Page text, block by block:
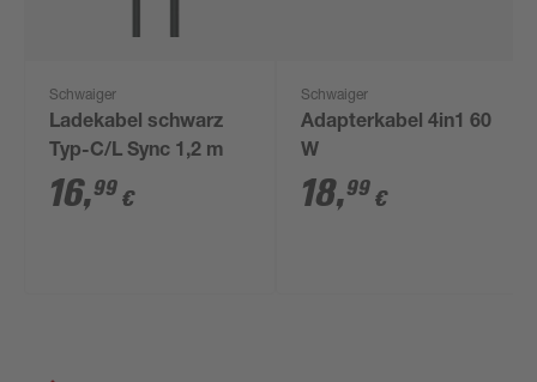
Schwaiger
Ladekabel schwarz
Typ-C/L Sync 1,2 m
16,99 €
Schwaiger
Adapterkabel 4in1 60
W
18,99 €